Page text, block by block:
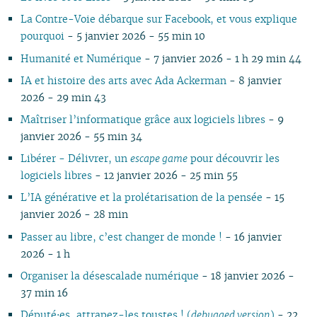
04
03
01
08
07
05
04
03
02
01
08
07
05
04
02
01
08
07
05
04
02
01
08
07
05
04
02
08
07
05
04
02
08
05
04
02
08
05
04
02
08
05
09
08
06
05
04
03
02
01
09
08
06
05
04
03
02
01
09
08
06
05
04
03
02
09
08
06
04
02
08
04
08
07
04
03
09
06
05
03
09
06
05
03
01
10
06
La Contre-Voie débarque sur Facebook, et vous explique
pourquoi- 5 janvier 2026 - 55 min 10
Humanité et Numérique - 7 janvier 2026 - 1 h 29 min 44
IA et histoire des arts avec Ada Ackerman - 8 janvier
2026 - 29 min 43
Maîtriser l’informatique grâce aux logiciels libres- 9
janvier 2026 - 55 min 34
Libérer - Délivrer, un escape gamepour découvrir les
logiciels libres- 12 janvier 2026 - 25 min 55
L’IA générative et la prolétarisation de la pensée - 15
janvier 2026 - 28 min
Passer au libre, c’est changer de monde ! - 16 janvier
2026 - 1 h
Organiser la désescalade numérique - 18 janvier 2026 -
37 min 16